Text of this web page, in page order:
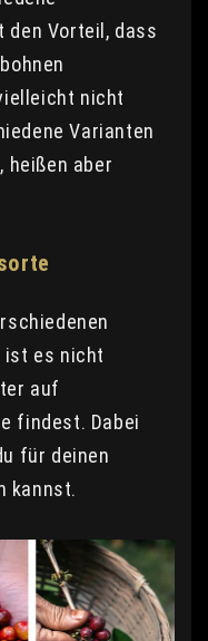
den Vorteil, dass
nicht
Varianten
heißen aber
ist es nicht
auf
findest. Dabei
für deinen
kannst.